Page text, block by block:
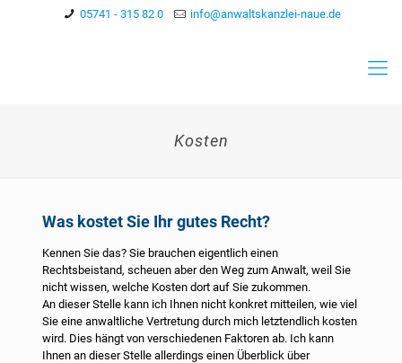
05741 - 315 82 0 info@anwaltskanzlei-naue.de
Kosten
Was kostet Sie Ihr gutes Recht?
Kennen Sie das? Sie brauchen eigentlich einen
Rechtsbeistand, scheuen aber den Weg zum Anwalt, weil Sie
nicht wissen, welche Kosten dort auf Sie zukommen.
An dieser Stelle kann ich Ihnen nicht konkret mitteilen, wie viel
Sie eine anwaltliche Vertretung durch mich letztendlich kosten
wird. Dies hängt von verschiedenen Faktoren ab. Ich kann
Ihnen an dieser Stelle allerdings einen Überblick über